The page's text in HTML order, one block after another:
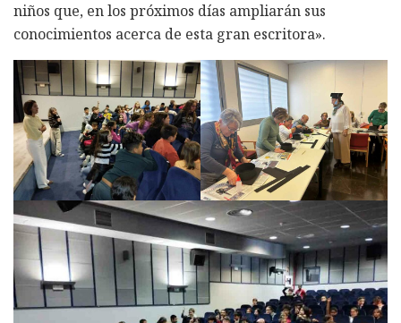
niños que, en los próximos días ampliarán sus
conocimientos acerca de esta gran escritora».